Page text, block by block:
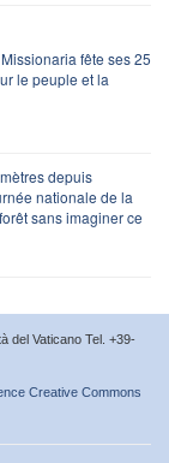
fête ses 25
le peuple et la
depuis
nationale de la
sans imaginer ce
del Vaticano Tel. +39-
Creative Commons